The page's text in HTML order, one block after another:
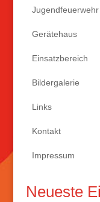
Jugendfeuerwehr
Gerätehaus
Einsatzbereich
Bildergalerie
Links
Kontakt
Impressum
Neueste